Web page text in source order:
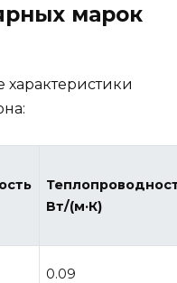
марок
Вт/(м·К)
0.09